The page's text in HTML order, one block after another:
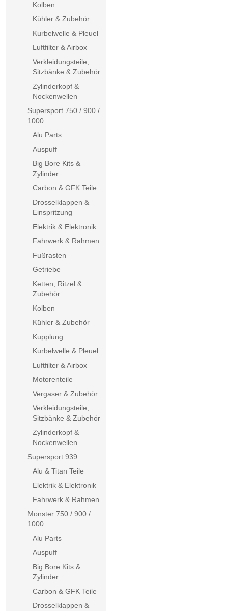
Kolben
Kühler & Zubehör
Kurbelwelle & Pleuel
Luftfilter & Airbox
Verkleidungsteile,
Sitzbänke & Zubehör
Zylinderkopf &
Nockenwellen
Supersport 750 / 900 /
1000
Alu Parts
Auspuff
Big Bore Kits &
Zylinder
Carbon & GFK Teile
Drosselklappen &
Einspritzung
Elektrik & Elektronik
Fahrwerk & Rahmen
Fußrasten
Getriebe
Ketten, Ritzel &
Zubehör
Kolben
Kühler & Zubehör
Kupplung
Kurbelwelle & Pleuel
Luftfilter & Airbox
Motorenteile
Vergaser & Zubehör
Verkleidungsteile,
Sitzbänke & Zubehör
Zylinderkopf &
Nockenwellen
Supersport 939
Alu & Titan Teile
Elektrik & Elektronik
Fahrwerk & Rahmen
Monster 750 / 900 /
1000
Alu Parts
Auspuff
Big Bore Kits &
Zylinder
Carbon & GFK Teile
Drosselklappen &